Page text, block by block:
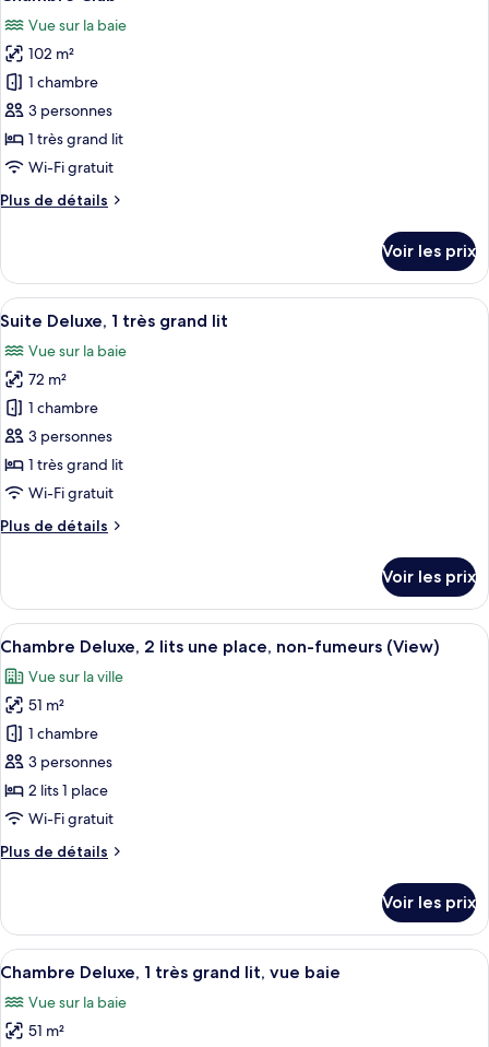
lit,
non-
fumeurs
(View)
Chambre
Deluxe,
très
grand
lit,
non-
fumeurs
toutes
les
photos
pour
ce
type
de
chambre :
Chambre
Vue sur la baie
102 m²
1 chambre
3 personnes
1 très grand lit
Wi-Fi gratuit
Plus de détails
Plus
le
type
de
Chambre
Club
Voir les prix
Afficher
toutes
les
photos
pour
ce
type
de
chambre :
Suite
très
grand
lit
TV connectée, Netflix, lecteur de
11
Suite Deluxe, 1 très grand lit
Vue sur la baie
72 m²
1 chambre
3 personnes
1 très grand lit
Wi-Fi gratuit
Plus de détails
Plus
le
type
de
Suite
Deluxe,
très
grand
lit
Voir les prix
Afficher
toutes
les
photos
pour
ce
type
de
chambre :
Chambre
lits
une
place,
non-
fumeurs
Une chambre d’hôtel avec une
5
Chambre Deluxe, 2 lits une place, non-fumeurs (View)
Vue sur la ville
51 m²
1 chambre
3 personnes
2 lits 1 place
Wi-Fi gratuit
Plus de détails
Plus
le
type
de
Chambre
Deluxe,
Voir les prix
Afficher
toutes
les
photos
Literie de qualité supérieure,
8
Chambre Deluxe, 1 très grand lit, vue baie
Vue sur la baie
51 m²